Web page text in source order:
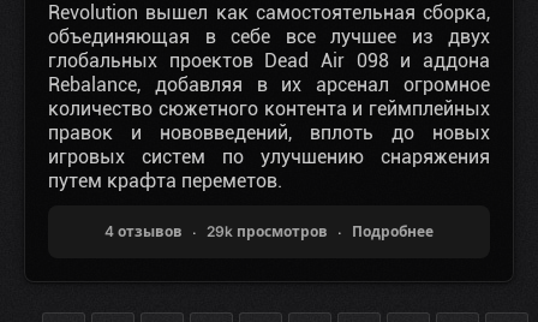
Revolution вышел как самостоятельная сборка,
объединяющая в себе все лучшее из двух
глобальных проектов Dead Air 098 и аддона
Rebalance, добавляя в их арсенал огромное
количество сюжетного контента и геймплейных
правок и нововведений, вплоть до новых
игровых систем по улучшению снаряжения
путем крафта переметов.
4 отзывов 29k просмотров Подробнее